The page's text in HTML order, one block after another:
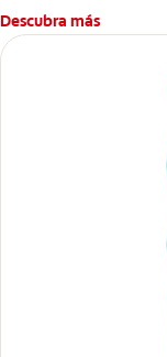
Descubra más